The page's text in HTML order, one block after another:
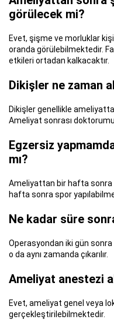
görülecek mi?
Evet, şişme ve morluklar
oranda görülebilmektedir.
etkileri ortadan kalkacaktır.
Dikişler ne zaman
Dikişler genellikle
Ameliyat sonrası
Egzersiz
mı?
Ameliyattan bir hafta
hafta sonra spor
Ne kadar süre
Operasyondan iki gün sonra
o da aynı zamanda çıkarılır.
Ameliyat anestezi
Evet, ameliyat genel veya
gerçekleştirilebilmektedir.